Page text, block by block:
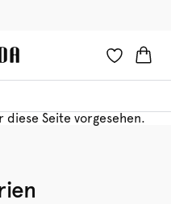
Seite vorgesehen.